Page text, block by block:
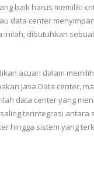
baik harus memiliki
data center
dibutuhkan
acuan dalam
jasa Data center,
data center yang
terintegrasi antara
hingga sistem yang